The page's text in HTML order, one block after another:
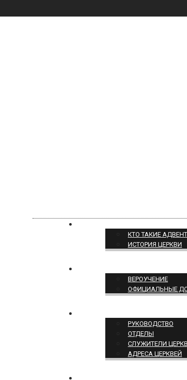
КТО ТАКИЕ
ИСТОРИЯ ЦЕРКВИ
ВЕРОУЧЕНИЕ
ОФИЦИАЛЬНЫЕ
РУКОВОДСТВО
ОТДЕЛЫ
СЛУЖИТЕЛИ
АДРЕСА ЦЕРКВЕЙ